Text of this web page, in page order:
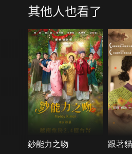
其他人也看了
鈔能力之吻 跟著